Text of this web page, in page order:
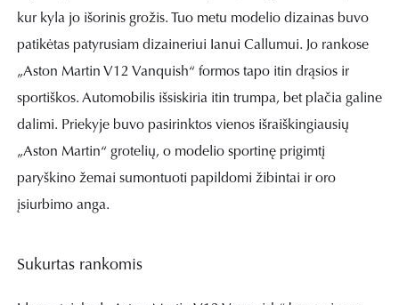
kur kyla jo išorinis grožis. Tuo metu modelio dizainas buvo
patikėtas patyrusiam dizaineriui Ianui Callumui. Jo rankose
„Aston Martin V12 Vanquish“ formos tapo itin drąsios ir
sportiškos. Automobilis išsiskiria itin trumpa, bet plačia galine
dalimi. Priekyje buvo pasirinktos vienos išraiškingiausių
„Aston Martin“ grotelių, o modelio sportinę prigimtį
paryškino žemai sumontuoti papildomi žibintai ir oro
įsiurbimo anga.
Sukurtas rankomis